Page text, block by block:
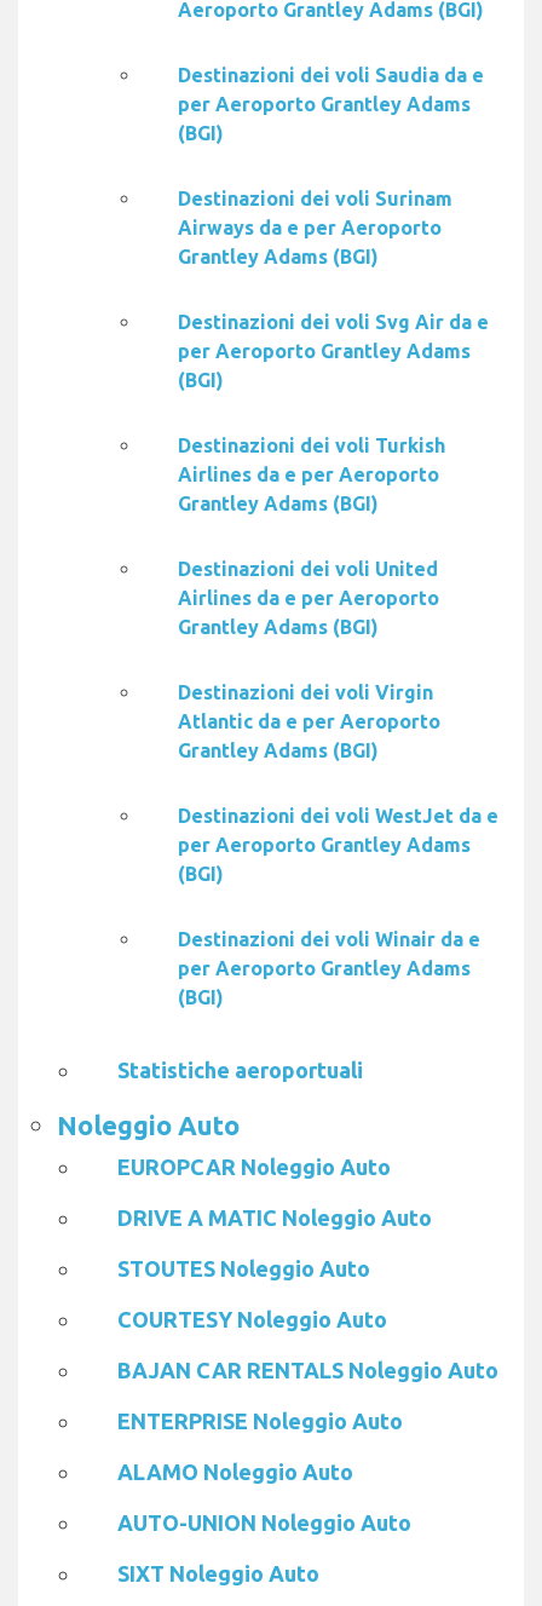
Aeroporto Grantley Adams (BGI)
Destinazioni dei voli Saudia da e
per Aeroporto Grantley Adams
(BGI)
Destinazioni dei voli Surinam
Airways da e per Aeroporto
Grantley Adams (BGI)
Destinazioni dei voli Svg Air da e
per Aeroporto Grantley Adams
(BGI)
Destinazioni dei voli Turkish
Airlines da e per Aeroporto
Grantley Adams (BGI)
Destinazioni dei voli United
Airlines da e per Aeroporto
Grantley Adams (BGI)
Destinazioni dei voli Virgin
Atlantic da e per Aeroporto
Grantley Adams (BGI)
Destinazioni dei voli WestJet da e
per Aeroporto Grantley Adams
(BGI)
Destinazioni dei voli Winair da e
per Aeroporto Grantley Adams
(BGI)
Statistiche aeroportuali
Noleggio Auto
EUROPCAR Noleggio Auto
DRIVE A MATIC Noleggio Auto
STOUTES Noleggio Auto
COURTESY Noleggio Auto
BAJAN CAR RENTALS Noleggio Auto
ENTERPRISE Noleggio Auto
ALAMO Noleggio Auto
AUTO-UNION Noleggio Auto
SIXT Noleggio Auto